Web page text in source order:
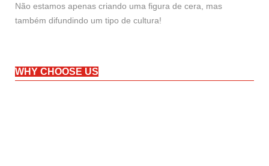
Não estamos apenas criando uma figura de cera, mas
também difundindo um tipo de cultura!
WHY CHOOSE US